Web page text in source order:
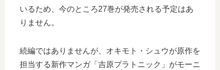
いるため、今のところ27巻が発売される予定はあ
りません。
続編ではありませんが、オキモト・シュウが原作を
担当する新作マンガ「吉原プラトニック」がモーニ